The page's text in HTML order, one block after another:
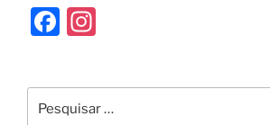
e
b
o n
F
c
e
a
gr